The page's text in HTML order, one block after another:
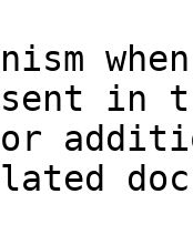
in